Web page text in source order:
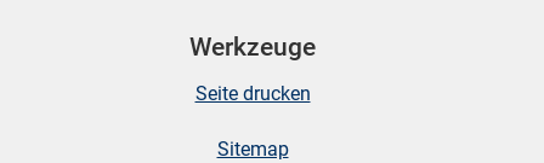
Werkzeuge
Seite drucken
Sitemap